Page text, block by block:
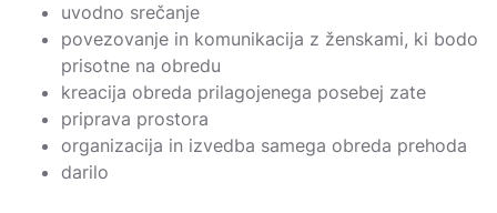
uvodno srečanje
povezovanje in komunikacija z ženskami, ki bodo
prisotne na obredu
kreacija obreda prilagojenega posebej zate
priprava prostora
organizacija in izvedba samega obreda prehoda
darilo